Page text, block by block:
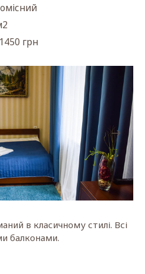
грн
в класичному стилі. Всі
балконами.